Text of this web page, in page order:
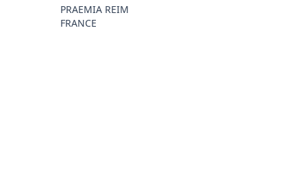
PRAEMIA REIM
FRANCE